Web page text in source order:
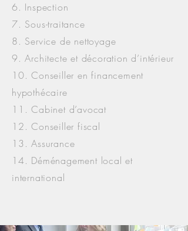
6. Inspection
7. Sous-traitance
8. Service de nettoyage
9. Architecte et décoration d’intérieur
10. Conseiller en financement
hypothécaire
11. Cabinet d’avocat
12. Conseiller fiscal
13. Assurance
14. Déménagement local et
international